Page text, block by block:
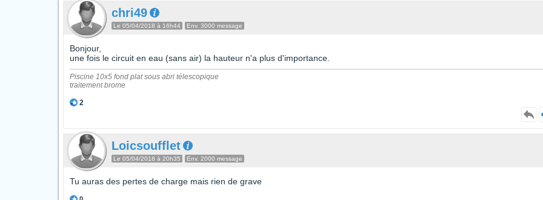
chri49
Le 05/04/2018 à 16h44 Env. 3000 message
Bonjour,
une fois le circuit en eau (sans air) la hauteur n'a plus d'importance.
Piscine 10x5 fond plat sous abri télescopique
traitement brome
2
Loicsoufflet
Le 05/04/2018 à 20h35 Env. 2000 message
Tu auras des pertes de charge mais rien de grave